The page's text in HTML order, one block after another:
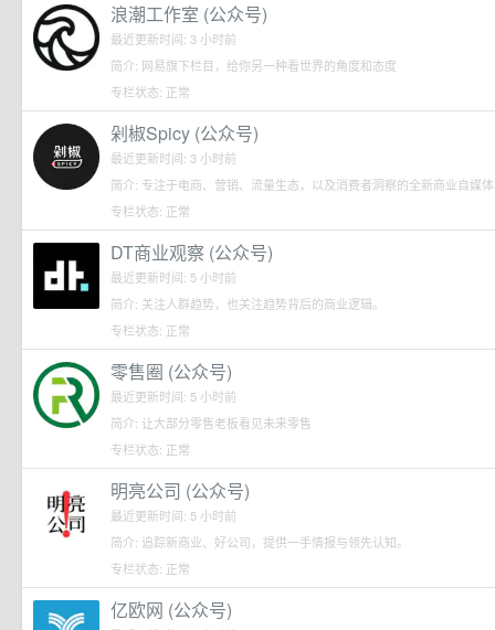
浪潮工作室 (公众号)
最近更新时间: 3 小时前
简介: 网易旗下栏目，给你另一种看世界的角度和态度
专栏状态: 正常
剁椒Spicy (公众号)
最近更新时间: 3 小时前
简介: 专注于电商、营销、流量生态，以及消费者洞察的全新商业自媒体
专栏状态: 正常
DT商业观察 (公众号)
最近更新时间: 5 小时前
简介: 关注人群趋势，也关注趋势背后的商业逻辑。
专栏状态: 正常
零售圈 (公众号)
最近更新时间: 5 小时前
简介: 让大部分零售老板看见未来零售
专栏状态: 正常
明亮公司 (公众号)
最近更新时间: 5 小时前
简介: 追踪新商业、好公司，提供一手情报与领先认知。
专栏状态: 正常
亿欧网 (公众号)